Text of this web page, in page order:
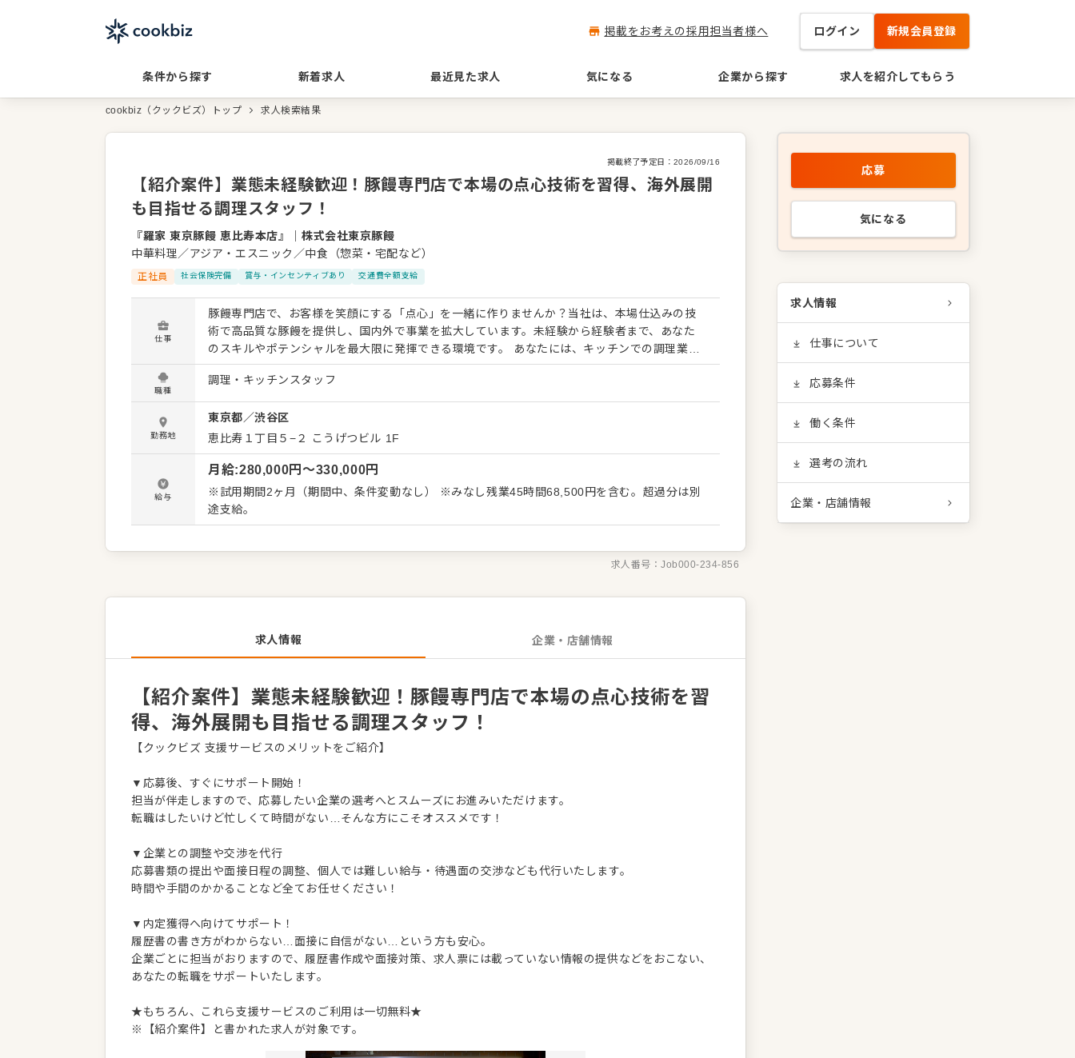
掲載をお考えの採用担当者様へ ログイン 新規会員登録
条件から探す 新着求人 最近見た求人 気になる 企業から探す 求人を紹介してもらう
cookbiz（クックビズ）トップ 求人検索結果
掲載終了予定日： 2026/09/16
【紹介案件】業態未経験歓迎！豚饅専門店で本場の点心技術を習得、海外展開
も目指せる調理スタッフ！
『羅家 東京豚饅 恵比寿本店』
株式会社東京豚饅
中華料理／アジア・エスニック／中食（惣菜・宅配など）
正社員 社会保険完備 賞与・インセンティブあり 交通費全額支給
仕事
豚饅専門店で、お客様を笑顔にする「点心」を一緒に作りませんか？当社は、本場仕込みの技
術で高品質な豚饅を提供し、国内外で事業を拡大しています。未経験から経験者まで、あなた
のスキルやポテンシャルを最大限に発揮できる環境です。 あなたには、キッチンでの調理業務
全般をお任せします。メインは、セントラルキッチンで作られたこだわりの餡を、専用の皮で
コツコツ丁寧に包む豚饅の製造作業です。その他、仕込み、調理、盛り付け、洗い場業務など
も担当していただきます。点心経験者はもちろん、これから点心師として腕を磨きたい方も大
歓迎です。本場の技術を惜しみなく伝授しますので、お客様の「美味しい」という笑顔をあな
たの手で創り出してください。 当社は、海外出店も積極的に進める成長企業です。店長や料理
長はもちろん、商品開発、マーケティング、広報PRなど、多彩なキャリアパスが描けます。休
日も充実しており、夏季・冬季休暇など長期休暇も取得できるため、プライベートとの両立も
可能です。
職種
調理・キッチンスタッフ
勤務地
東京都／渋谷区
恵比寿１丁目５−２ こうげつビル 1F
給与
月給:280,000円〜330,000円
※試用期間2ヶ月（期間中、条件変動なし） ※みなし残業45時間68,500円を含む。超過分は別
途支給。
求人番号：Job000-234-856
求人情報 企業・店舗情報
【紹介案件】業態未経験歓迎！豚饅専門店で本場の点心技術を習
得、海外展開も目指せる調理スタッフ！
【クックビズ 支援サービスのメリットをご紹介】
▼応募後、すぐにサポート開始！
担当が伴走しますので、応募したい企業の選考へとスムーズにお進みいただけます。
転職はしたいけど忙しくて時間がない…そんな方にこそオススメです！
▼企業との調整や交渉を代行
応募書類の提出や面接日程の調整、個人では難しい給与・待遇面の交渉なども代行いたします。
時間や手間のかかることなど全てお任せください！
▼内定獲得へ向けてサポート！
履歴書の書き方がわからない…面接に自信がない…という方も安心。
企業ごとに担当がおりますので、履歴書作成や面接対策、求人票には載っていない情報の提供などをおこない、
あなたの転職をサポートいたします。
★もちろん、これら支援サービスのご利用は一切無料★
※【紹介案件】と書かれた求人が対象です。
応募
気になる
求人情報
仕事について
応募条件
働く条件
選考の流れ
企業・店舗情報